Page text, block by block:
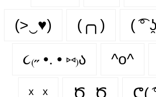
(>‿♥) (╭╮) ( ͡°
૮₍˶ •. • ⑅₎ა ^o^
ˣ‿ˣ Ծ_Ծ ᕦ(